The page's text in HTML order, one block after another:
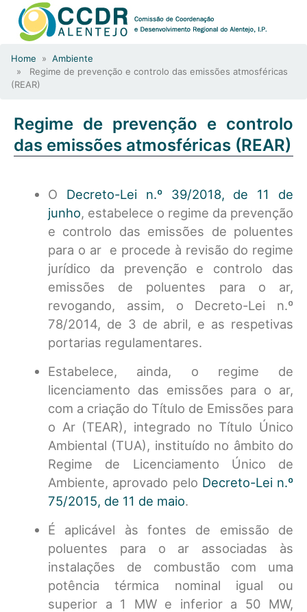
Home » Ambiente
» Regime de prevenção e controlo das emissões atmosféricas
(REAR)
Regime de prevenção e controlo
das emissões atmosféricas (REAR)
O Decreto-Lei n.º 39/2018, de 11 de
junho, estabelece o regime da prevenção
e controlo das emissões de poluentes
para o ar e procede à revisão do regime
jurídico da prevenção e controlo das
emissões de poluentes para o ar,
revogando, assim, o Decreto-Lei n.º
78/2014, de 3 de abril, e as respetivas
portarias regulamentares.
Estabelece, ainda, o regime de
licenciamento das emissões para o ar,
com a criação do Título de Emissões para
o Ar (TEAR), integrado no Título Único
Ambiental (TUA), instituído no âmbito do
Regime de Licenciamento Único de
Ambiente, aprovado pelo Decreto-Lei n.º
75/2015, de 11 de maio.
É aplicável às fontes de emissão de
poluentes para o ar associadas às
instalações de combustão com uma
potência térmica nominal igual ou
superior a 1 MW e inferior a 50 MW,